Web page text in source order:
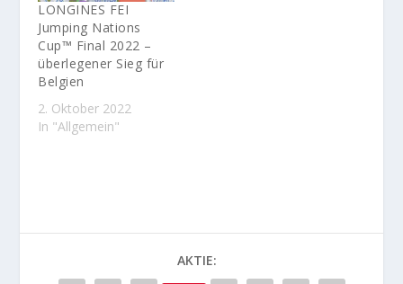
LONGINES FEI
Jumping Nations
Cup™ Final 2022 –
überlegener Sieg für
Belgien
2. Oktober 2022
In "Allgemein"
AKTIE: